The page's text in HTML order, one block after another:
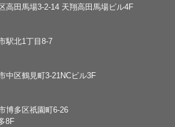
田馬場3-2-14 天翔高田馬場ビル4F
駅北1丁目8-7
区鶴見町3-21NCビル3F
博多区祇園町6-26
8F